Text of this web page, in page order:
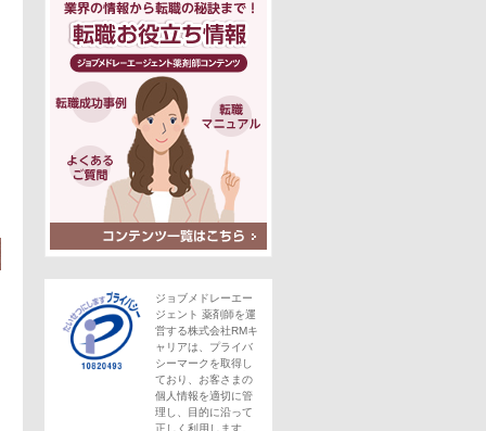
この求人にフォームで問い合わせる
ジョブメドレーエー
ジェント 薬剤師を運
営する株式会社RMキ
ャリアは、プライバ
シーマークを取得し
ており、お客さまの
個人情報を適切に管
理し、目的に沿って
正しく利用します。